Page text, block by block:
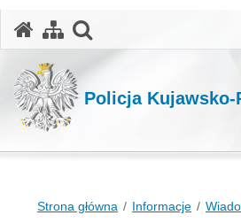
Policja Kujawsko-
Strona główna Informacje